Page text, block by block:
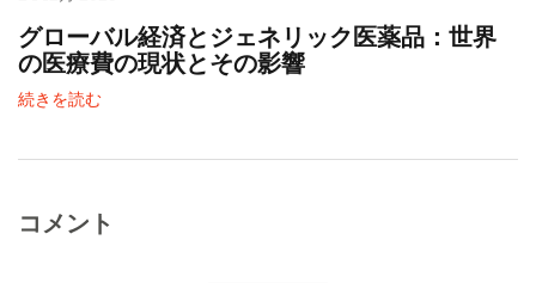
グローバル経済とジェネリック医薬品：世界
の医療費の現状とその影響
続きを読む
コメント